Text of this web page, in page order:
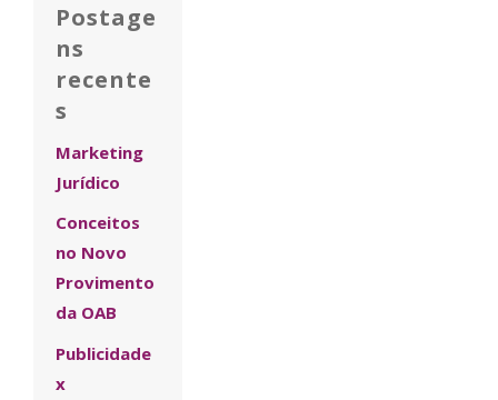
Postage
ns
recente
s
Marketing
Jurídico
Conceitos
no Novo
Provimento
da OAB
Publicidade
x